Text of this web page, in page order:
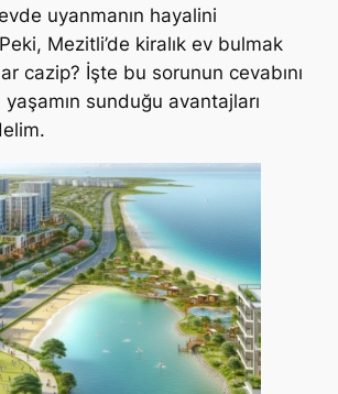
uyanmanın hayalini
Mezitli’de kiralık ev bulmak
cazip? İşte bu sorunun cevabını
yaşamın sunduğu avantajları